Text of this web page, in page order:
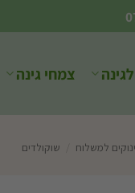
צמחי גינה
למשלוח שוקולדים